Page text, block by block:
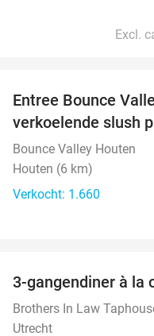
Excl.
Entree Bounce
verkoelende slush
Bounce Valley Houten
Houten (6 km)
Verkocht: 1.660
3-gangendiner à la
Brothers In Law
Utrecht